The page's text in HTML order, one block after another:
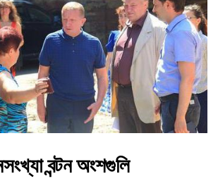
বন্টন অংশগুলি